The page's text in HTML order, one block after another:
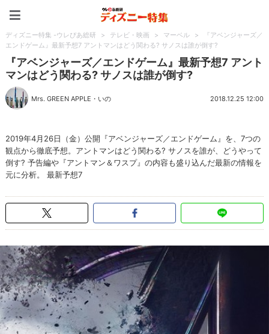
ディズニー特集 -ウレぴあ総研 > テレビ・映画 > マーベル >
『アベンジャーズ／
エンドゲーム』最新予想7 アントマンはどう関わる? サノスは誰が倒す?
『アベンジャーズ／エンドゲーム』最新予想7 アント
マンはどう関わる? サノスは誰が倒す?
Mrs. GREEN APPLE ・ いの 2018.12.25 12:00
2019年4月26日（金）公開『アベンジャーズ／エンドゲーム』を、7つの
観点から徹底予想。アントマンはどう関わる? サノスを誰が、どうやって
倒す? 予告編や『アントマン＆ワスプ』の内容も盛り込んだ最新の情報を
元に分析。 最新予想7